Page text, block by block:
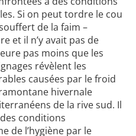
Si on peut tordre le cou
de la faim –
et il n’y avait pas de
pas moins que les
révèlent les
causées par le froid
hivernale
de la rive sud. Il
conditions
de l’hygiène par le